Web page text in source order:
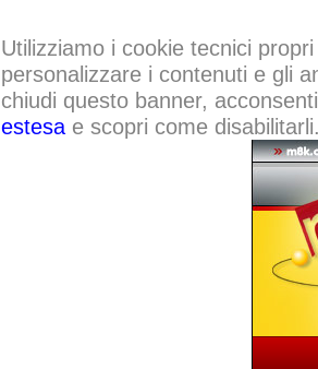
Utilizziamo i cookie tecnici
personalizzare i contenuti e gli
chiudi questo banner,
estesa e scopri come